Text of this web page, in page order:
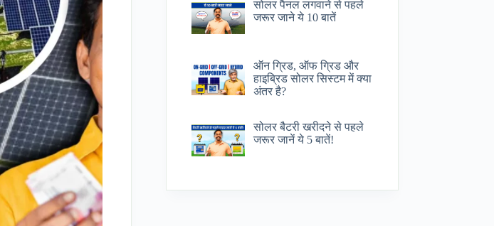
सोलर पैनल लगवाने से पहले
जरूर जाने ये 10 बातें
ऑन ग्रिड, ऑफ ग्रिड और
हाइब्रिड सोलर सिस्टम में क्या
अंतर है?
सोलर बैटरी खरीदने से पहले
जरूर जानें ये 5 बातें!